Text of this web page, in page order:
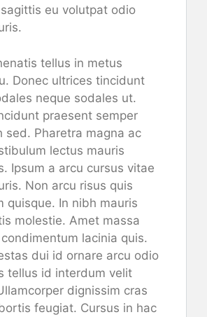
eu volutpat odio
tellus in metus
Donec ultrices tincidunt
neque sodales ut.
praesent semper
sed. Pharetra magna ac
lectus mauris
Ipsum a arcu cursus vitae
Non arcu risus quis
quisque. In nibh mauris
molestie. Amet massa
lacinia quis.
dui id ornare arcu odio
tellus id interdum velit
dignissim cras
feugiat. Cursus in hac